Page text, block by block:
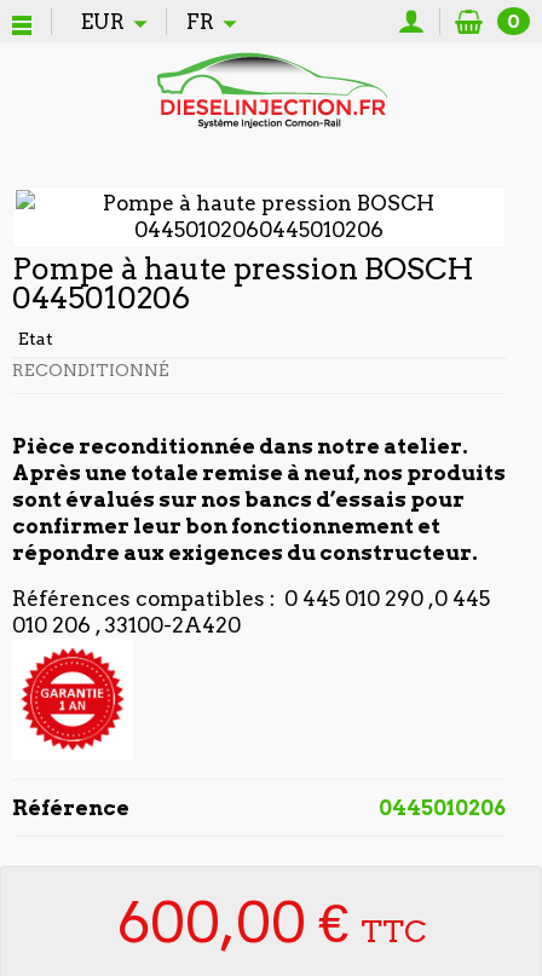
EUR FR 0
Pompe à haute pression BOSCH
0445010206
Etat
RECONDITIONNÉ
Pièce reconditionnée dans notre atelier.
Après une totale remise à neuf, nos produits
sont évalués sur nos bancs d’essais pour
confirmer leur bon fonctionnement et
répondre aux exigences du constructeur.
Références compatibles : 0 445 010 290 ,0 445
010 206 , 33100-2A420
Référence 0445010206
600,00 € TTC